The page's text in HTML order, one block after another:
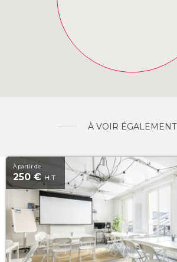
À VOIR ÉGALEMENT
À partir de
250 € H.T